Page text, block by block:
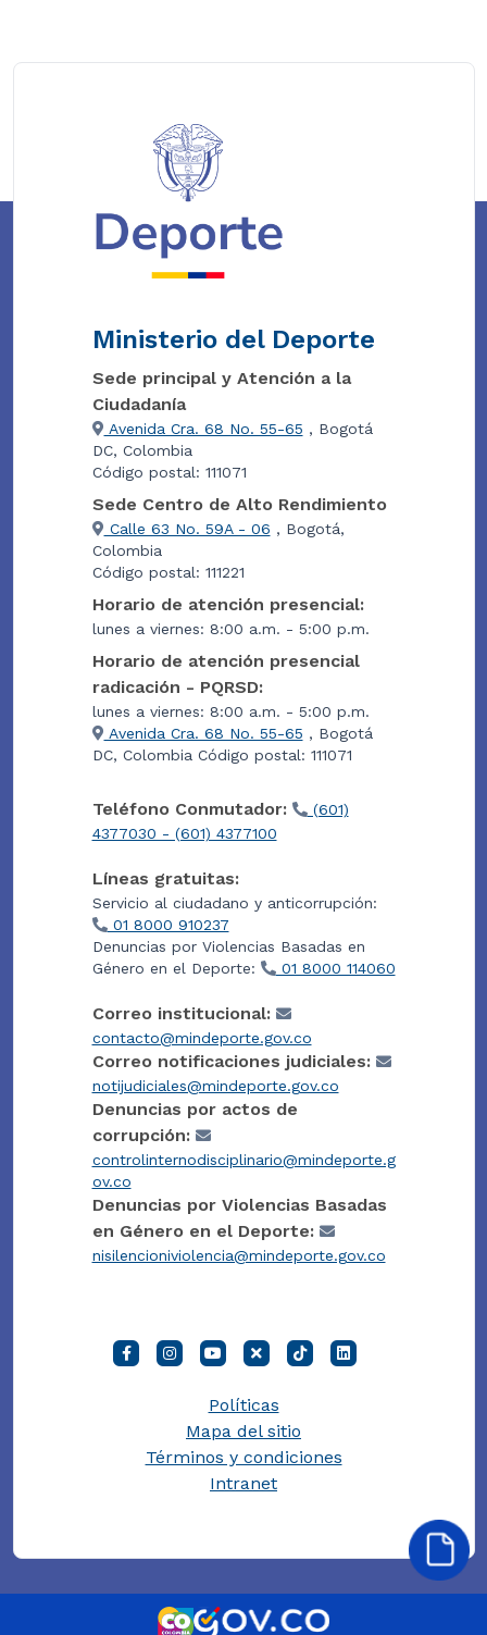
Ministerio del Deporte
Sede principal y Atención a la
Ciudadanía
Avenida Cra. 68 No. 55-65 , Bogotá
DC, Colombia
Código postal: 111071
Sede Centro de Alto Rendimiento
Calle 63 No. 59A - 06 , Bogotá,
Colombia
Código postal: 111221
Horario de atención presencial:
lunes a viernes: 8:00 a.m. - 5:00 p.m.
Horario de atención presencial
radicación - PQRSD:
lunes a viernes: 8:00 a.m. - 5:00 p.m.
Avenida Cra. 68 No. 55-65 , Bogotá
DC, Colombia Código postal: 111071
Teléfono Conmutador:
(601)
4377030 - (601) 4377100
Líneas gratuitas:
Servicio al ciudadano y anticorrupción:
01 8000 910237
Denuncias por Violencias Basadas en
Género en el Deporte:
01 8000 114060
Correo institucional:
contacto@mindeporte.gov.co
Correo notificaciones judiciales:
notijudiciales@mindeporte.gov.co
Denuncias por actos de
corrupción:
controlinternodisciplinario@mindeporte.g
ov.co
Denuncias por Violencias Basadas
en Género en el Deporte:
nisilencioniviolencia@mindeporte.gov.co
Políticas
Mapa del sitio
Términos y condiciones
Intranet